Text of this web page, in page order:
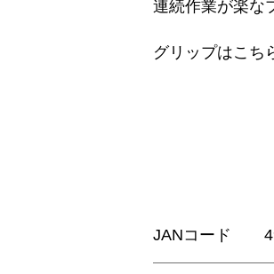
連続作業が楽な
グリップはこち
JANコード